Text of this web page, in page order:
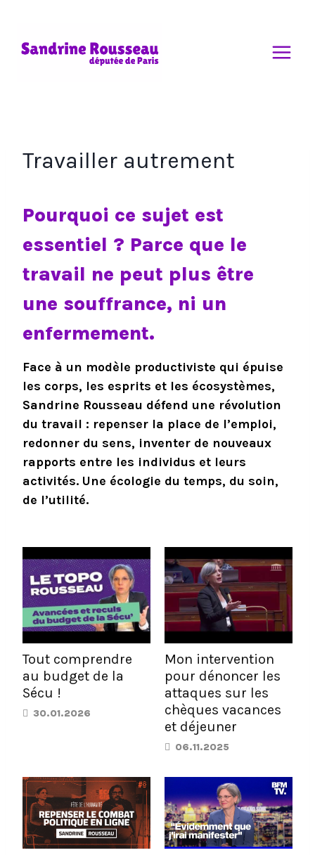
Travailler autrement
Pourquoi ce sujet est
essentiel ? Parce que le
travail ne peut plus être
une souffrance, ni un
enfermement.
Face à un modèle productiviste qui épuise
les corps, les esprits et les écosystèmes,
Sandrine Rousseau défend une révolution
du travail : repenser la place de l’emploi,
redonner du sens, inventer de nouveaux
rapports entre les individus et leurs
activités. Une écologie du temps, du soin,
de l’utilité.
Tout comprendre
au budget de la
Sécu !
30.01.2026
Mon intervention
pour dénoncer les
attaques sur les
chèques vacances
et déjeuner
06.11.2025